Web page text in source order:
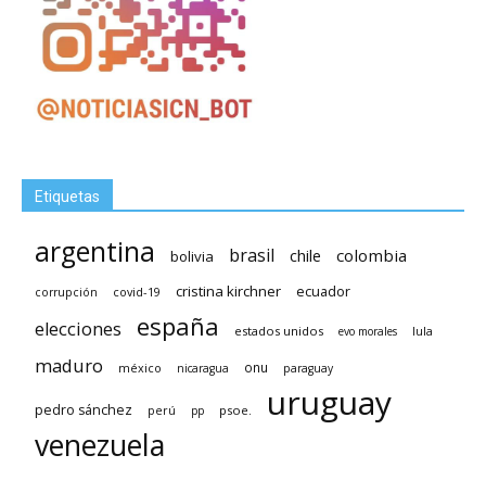
Etiquetas
argentina bolivia brasil chile colombia
corrupción covid-19 cristina kirchner ecuador
elecciones españa estados unidos evo morales lula
maduro méxico nicaragua onu paraguay
pedro sánchez perú pp psoe. uruguay
venezuela